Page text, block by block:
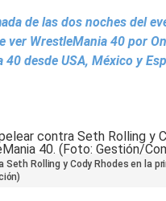
de las dos noches del
ver WrestleMania 40 por
desde USA, México y
Rolling y Cody Rhodes en la